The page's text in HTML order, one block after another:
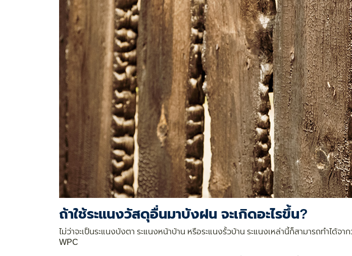
ถ้าใช้ระแนงวัสดุอื่นมาบังฝน จะเกิดอะไรขึ้น?
ไม่ว่าจะเป็นระแนงบังตา ระแนงหน้าบ้าน หรือระแนงรั้วบ้าน ระแนงเหล่านี้ก็สามารถทำได้จ
WPC